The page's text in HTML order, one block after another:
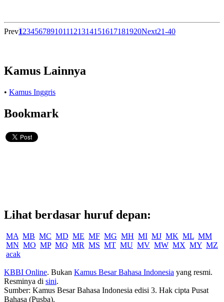
Prev1234567891011121314151617181920Next21-40
Kamus Lainnya
• Kamus Inggris
Bookmark
Lihat berdasar huruf depan:
MA MB MC MD ME MF MG MH MI MJ MK ML MM
MN MO MP MQ MR MS MT MU MV MW MX MY MZ
acak
KBBI Online. Bukan Kamus Besar Bahasa Indonesia yang resmi.
Resminya di sini.
Sumber: Kamus Besar Bahasa Indonesia edisi 3. Hak cipta Pusat
Bahasa (Pusba).